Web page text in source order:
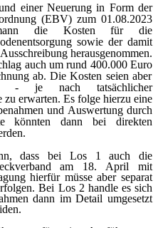
einer Neuerung in Form der
(EBV) zum 01.08.2023
die Kosten für die
sowie der damit
herausgenommen.
auch um rund 400.000 Euro
ab. Die Kosten seien aber
- je nach tatsächlicher
zu erwarten. Es folge hierzu eine
und Auswertung durch
könnten dann bei direkten
dass bei Los 1 auch die
am 18. April mit
hierfür müsse aber separat
Bei Los 2 handle es sich
dann im Detail umgesetzt